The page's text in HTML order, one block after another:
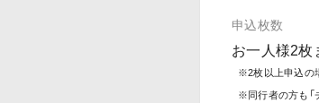
申込枚数
お一人様2枚
※2枚以上申込の
※同行者の方も「